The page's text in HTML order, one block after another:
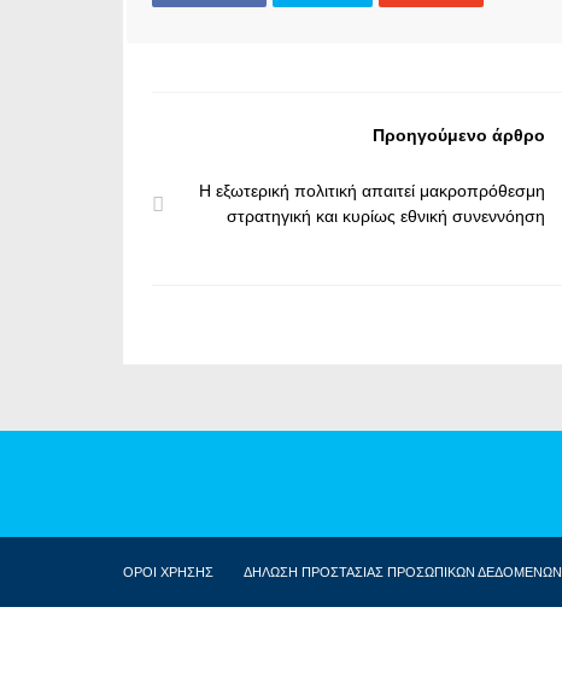
Προηγούμενο άρθρο
Η εξωτερική πολιτική απαιτεί μακροπρόθεσμη
στρατηγική και κυρίως εθνική συνεννόηση
ΟΡΟΙ ΧΡΗΣΗΣ ΔΗΛΩΣΗ ΠΡΟΣΤΑΣΙΑΣ ΠΡΟΣΩΠΙΚΩΝ ΔΕΔΟΜΕΝΩΝ